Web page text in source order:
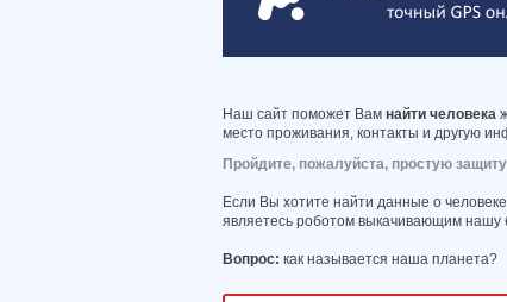
Наш сайт поможет Вам найти человека
место проживания, контакты и другую
Пройдите, пожалуйста, простую
Если Вы хотите найти данные о
являетесь роботом выкачивающим нашу
Вопрос: как называется наша планета?